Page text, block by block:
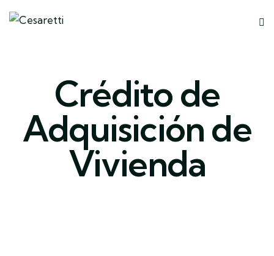
Crédito de
Adquisición de
Vivienda